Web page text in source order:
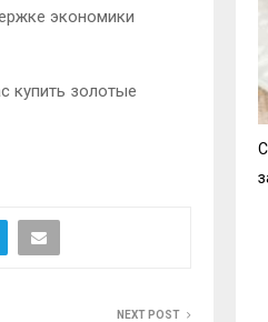
экономики
купить золотые
NEXT POST